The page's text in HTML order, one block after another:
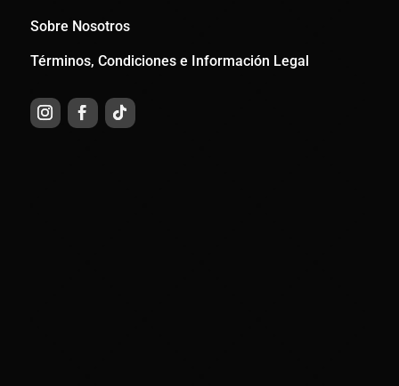
Sobre Nosotros
Términos, Condiciones e Información Legal